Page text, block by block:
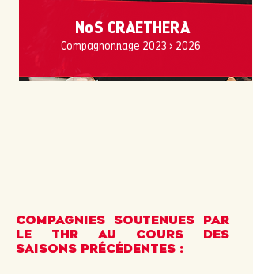
NoS CRAETHERA
Compagnonnage 2023 > 2026
COMPAGNIES SOUTENUES PAR
LE THR au cours des
saisons précédentes :